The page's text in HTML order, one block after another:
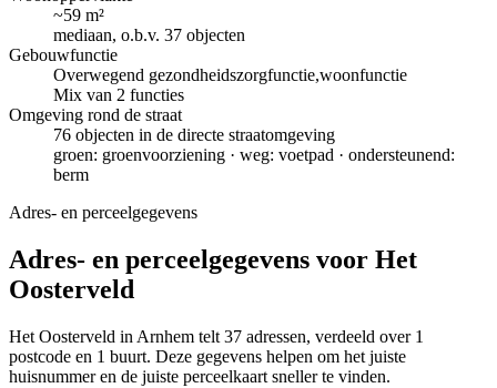
~59 m²
mediaan, o.b.v. 37 objecten
Gebouwfunctie
Overwegend gezondheidszorgfunctie,woonfunctie
Mix van 2 functies
Omgeving rond de straat
76 objecten in de directe straatomgeving
groen: groenvoorziening · weg: voetpad · ondersteunend:
berm
Adres- en perceelgegevens
Adres- en perceelgegevens voor Het
Oosterveld
Het Oosterveld in Arnhem telt 37 adressen, verdeeld over 1
postcode en 1 buurt. Deze gegevens helpen om het juiste
huisnummer en de juiste perceelkaart sneller te vinden.